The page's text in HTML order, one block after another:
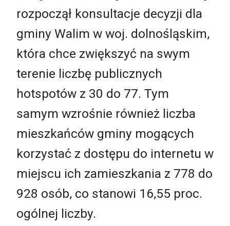
rozpoczął konsultacje decyzji dla
gminy Walim w woj. dolnośląskim,
która chce zwiększyć na swym
terenie liczbę publicznych
hotspotów z 30 do 77. Tym
samym wzrośnie również liczba
mieszkańców gminy mogących
korzystać z dostępu do internetu w
miejscu ich zamieszkania z 778 do
928 osób, co stanowi 16,55 proc.
ogólnej liczby.